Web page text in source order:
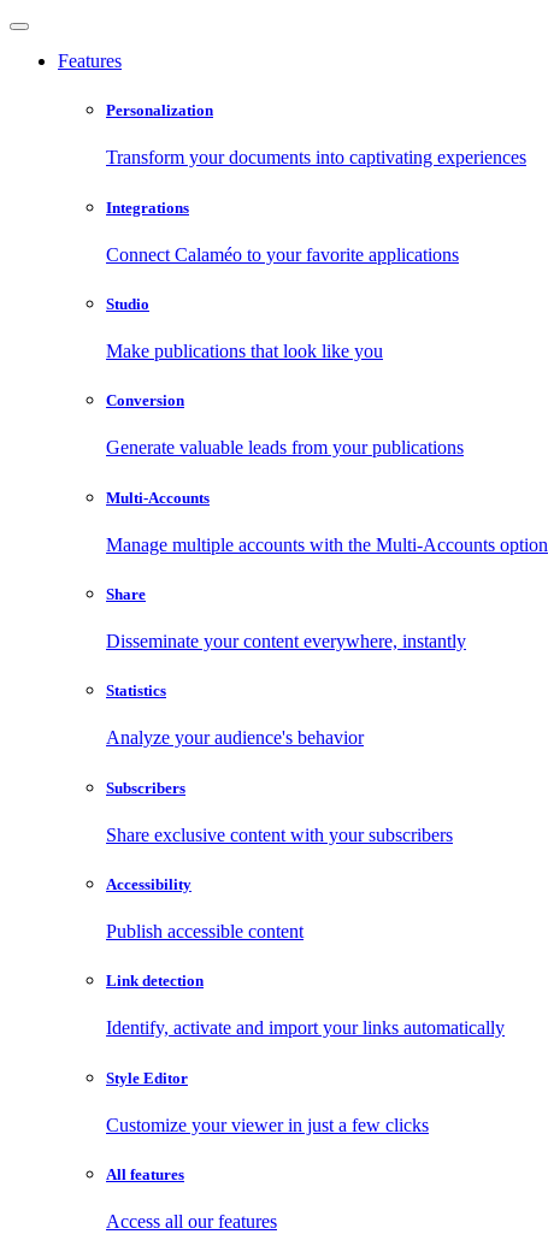
Features
Personalization
Transform your documents into captivating experiences
Integrations
Connect Calaméo to your favorite applications
Studio
Make publications that look like you
Conversion
Generate valuable leads from your publications
Multi-Accounts
Manage multiple accounts with the Multi-Accounts option
Share
Disseminate your content everywhere, instantly
Statistics
Analyze your audience's behavior
Subscribers
Share exclusive content with your subscribers
Accessibility
Publish accessible content
Link detection
Identify, activate and import your links automatically
Style Editor
Customize your viewer in just a few clicks
All features
Access all our features